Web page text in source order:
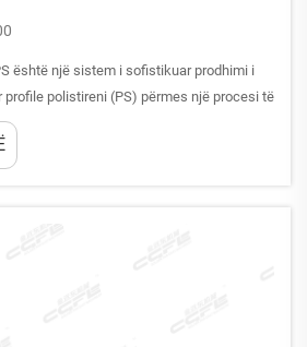
është një sistem i sofistikuar prodhimi i
profile polistireni (PS) përmes një procesi të
Kjo pajisje industriale transformon grurët
në profile me forma të sakta duke